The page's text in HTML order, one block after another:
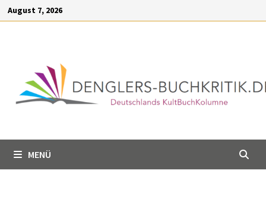
springen
August 7, 2026
MENÜ